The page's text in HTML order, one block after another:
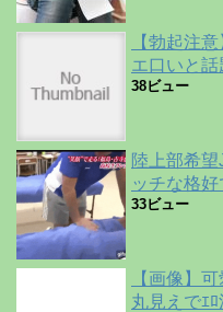
【勃起注
エ口いと話
38ビュー
陸上部希
ッチな格
33ビュー
【画像】
丸見えでｴ